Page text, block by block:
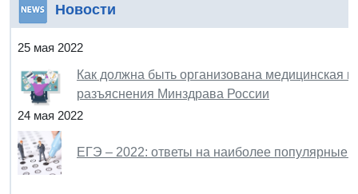
Новости
25 мая 2022
Как должна быть организована
разъяснения Минздрава России
24 мая 2022
ЕГЭ – 2022: ответы на наиболее популярные